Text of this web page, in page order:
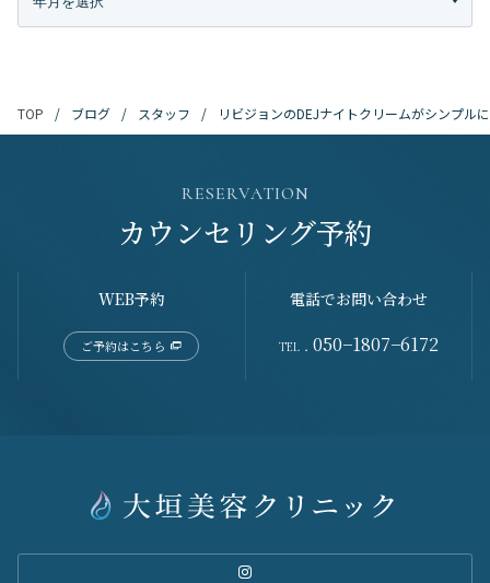
TOP ブログ スタッフ リビジョンのDEJナイトクリームがシンプル
RESERVATION
カウンセリング予約
WEB予約
ご予約はこちら
電話でお問い合わせ
TEL． 050−1807−6172